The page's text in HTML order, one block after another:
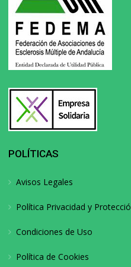
POLÍTICAS
Avisos Legales
Política Privacidad y
Condiciones de Uso
Política de Cookies